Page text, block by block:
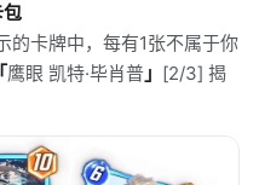
的卡牌中，每有1张不属于你
「鹰眼 凯特·毕肖普」 [2/3] 揭